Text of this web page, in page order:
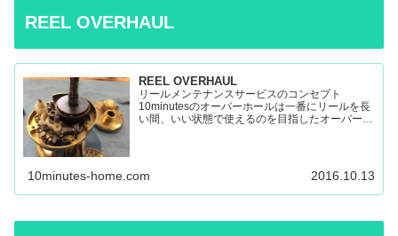
REEL OVERHAUL
REEL OVERHAUL
リールメンテナンスサービスのコンセプト
10minutesのオーバーホールは一番にリールを長
い間、いい状態で使えるのを目指したオーバーホ
10minutes-home.com 2016.10.13